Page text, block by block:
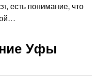
есть понимание, что
Уфы